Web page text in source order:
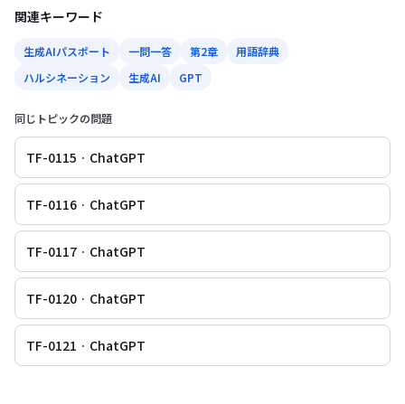
関連キーワード
生成AIパスポート 一問一答 第2章
用語辞典
ハルシネーション
生成AI GPT
同じトピックの問題
TF-0115 · ChatGPT
TF-0116 · ChatGPT
TF-0117 · ChatGPT
TF-0120 · ChatGPT
TF-0121 · ChatGPT